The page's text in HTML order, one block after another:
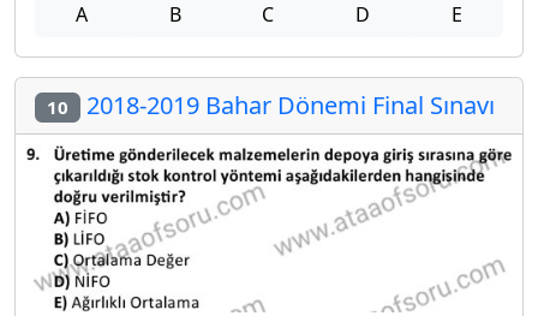
A B C D E
10 2018-2019 Bahar Dönemi Final Sınavı